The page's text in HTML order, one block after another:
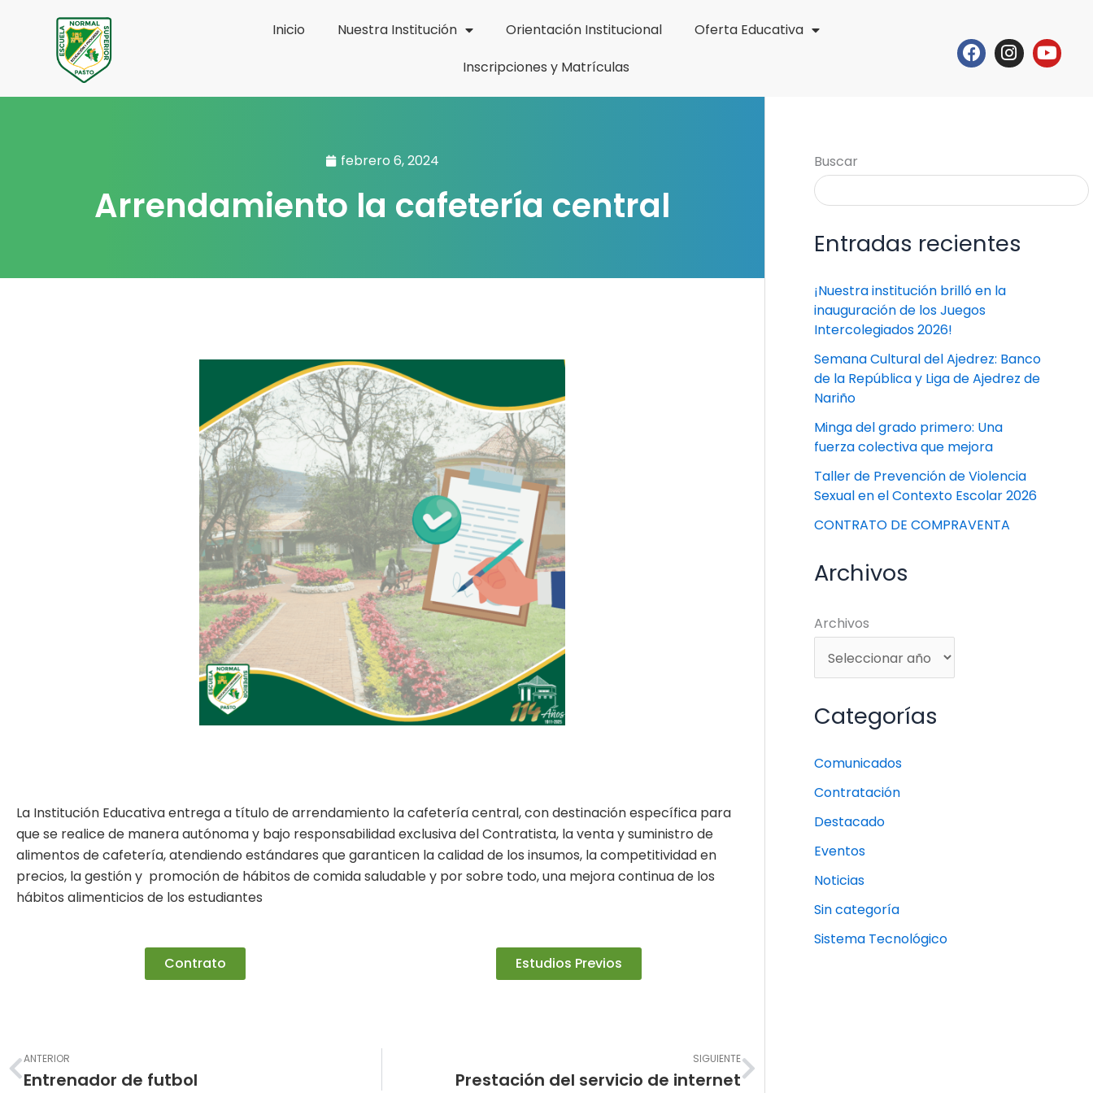
contenido
Inicio Nuestra Institución Orientación Institucional
Oferta Educativa
Inscripciones y Matrículas
Facebook
febrero 6, 2024
Arrendamiento la cafetería central
La Institución Educativa entrega a título de arrendamiento la cafetería central, con destinación específica para
que se realice de manera autónoma y bajo responsabilidad exclusiva del Contratista, la venta y suministro de
alimentos de cafetería, atendiendo estándares que garanticen la calidad de los insumos, la competitividad en
precios, la gestión y promoción de hábitos de comida saludable y por sobre todo, una mejora continua de los
hábitos alimenticios de los estudiantes
Contrato Estudios Previos
Prev
ANTERIOR
Entrenador de futbol
SIGUIENTE
Prestación del servicio de internet
Next
Buscar
Entradas recientes
¡Nuestra institución brilló en la
inauguración de los Juegos
Intercolegiados 2026!
Semana Cultural del Ajedrez: Banco
de la República y Liga de Ajedrez de
Nariño
Minga del grado primero: Una
fuerza colectiva que mejora
Taller de Prevención de Violencia
Sexual en el Contexto Escolar 2026
CONTRATO DE COMPRAVENTA
Archivos
Archivos
Categorías
Comunicados
Contratación
Destacado
Eventos
Noticias
Sin categoría
Sistema Tecnológico